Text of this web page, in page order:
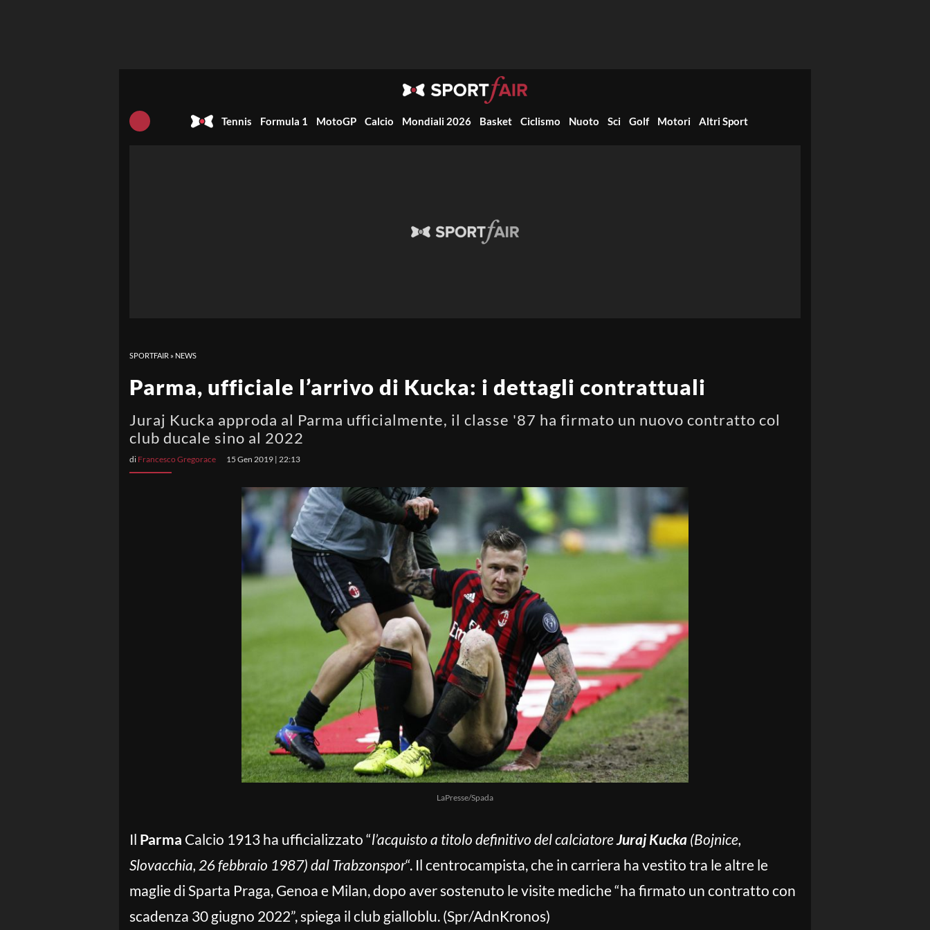
Tennis Formula 1 MotoGP Calcio Mondiali 2026 Basket Ciclismo Nuoto Sci Golf Motori Altri Sport
SPORTFAIR » NEWS
Parma, ufficiale l’arrivo di Kucka: i dettagli contrattuali
Juraj Kucka approda al Parma ufficialmente, il classe '87 ha firmato un nuovo contratto col
club ducale sino al 2022
di Francesco Gregorace 15 Gen 2019 | 22:13
LaPresse/Spada
Il Parma Calcio 1913 ha ufficializzato “l’acquisto a titolo definitivo del calciatoreJuraj Kucka (Bojnice,
Slovacchia, 26 febbraio 1987) dal Trabzonspor“. Il centrocampista, che in carriera ha vestito tra le altre le
maglie di Sparta Praga, Genoa e Milan, dopo aver sostenuto le visite mediche “ha firmato un contratto con
scadenza 30 giugno 2022”, spiega il club gialloblu. (Spr/AdnKronos)